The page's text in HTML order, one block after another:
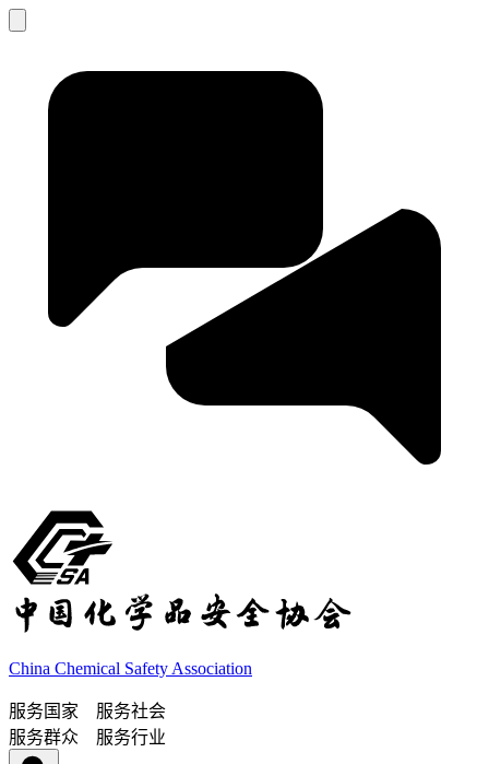
China Chemical Safety Association
服务国家 服务社会
服务群众 服务行业